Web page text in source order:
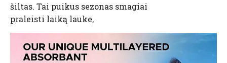
šiltas. Tai puikus sezonas smagiai
praleisti laiką lauke,